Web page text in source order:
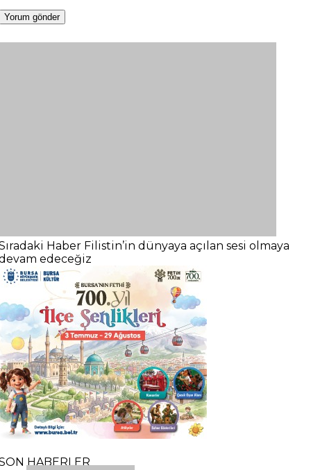
Haber Filistin’in dünyaya açılan sesi olmaya
edeceğiz
HABERLER